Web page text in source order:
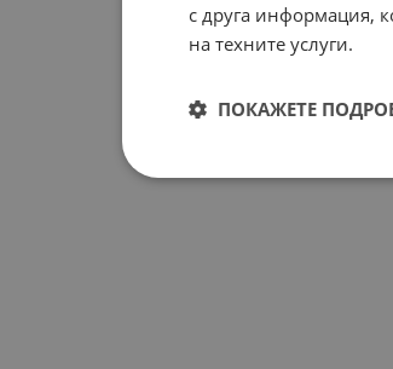
с друга информация,
на техните услуги.
ПОКАЖЕТЕ